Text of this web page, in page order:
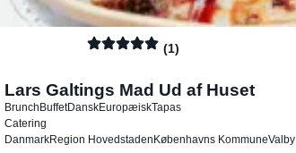
(1)
Lars Galtings Mad Ud af Huset
BrunchBuffetDanskEuropæiskTapas
Catering
DanmarkRegion HovedstadenKøbenhavns KommuneValby